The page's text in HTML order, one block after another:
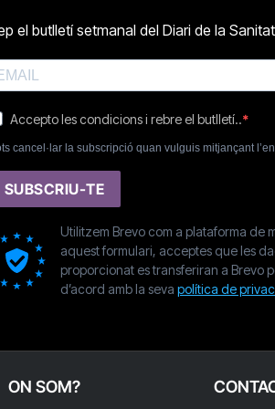
el butlletí setmanal del Diari de la
Accepto les condicions i rebre el butlletí..
cancel·lar la subscripció quan vulguis mitjançant
SUBSCRIU-TE
Utilitzem Brevo com a plataforma de
aquest formulari, acceptes que les
proporcionat es transferiran a Brevo
d’acord amb la seva política de
ON SOM?